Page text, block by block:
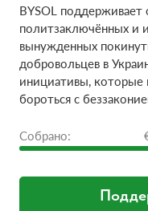
BYSOL
политзаключённых и
вынужденных
добровольцев в
инициативы, которые
бороться с
Собрано: